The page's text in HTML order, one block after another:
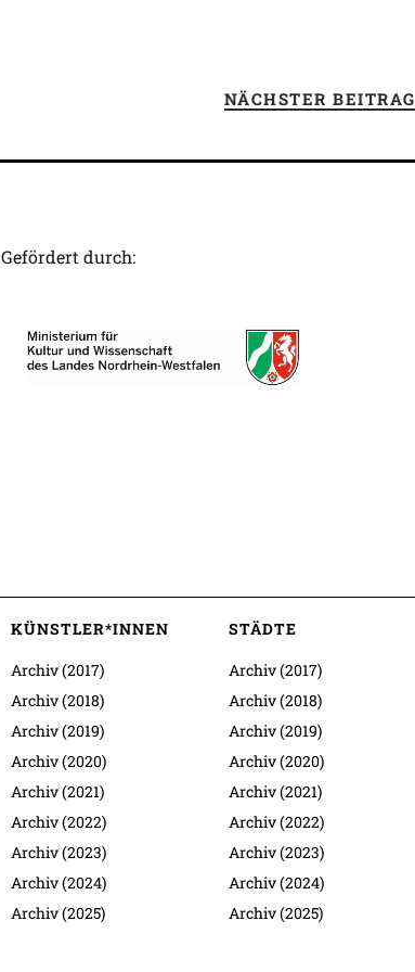
NÄCHSTER BEITRAG
Gefördert durch:
KÜNSTLER*INNEN
Archiv (2017)
Archiv (2018)
Archiv (2019)
Archiv (2020)
Archiv (2021)
Archiv (2022)
Archiv (2023)
Archiv (2024)
Archiv (2025)
STÄDTE
Archiv (2017)
Archiv (2018)
Archiv (2019)
Archiv (2020)
Archiv (2021)
Archiv (2022)
Archiv (2023)
Archiv (2024)
Archiv (2025)